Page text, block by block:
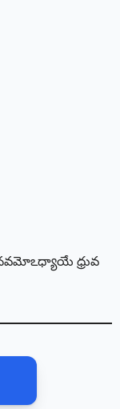
ధ్రువ